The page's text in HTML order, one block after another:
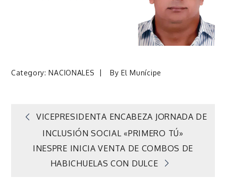
Category:NACIONALES ByEl Munícipe
Navegación
de
VICEPRESIDENTA ENCABEZA JORNADA DE
INCLUSIÓN SOCIAL «PRIMERO TÚ»
INESPRE INICIA VENTA DE COMBOS DE
HABICHUELAS CON DULCE